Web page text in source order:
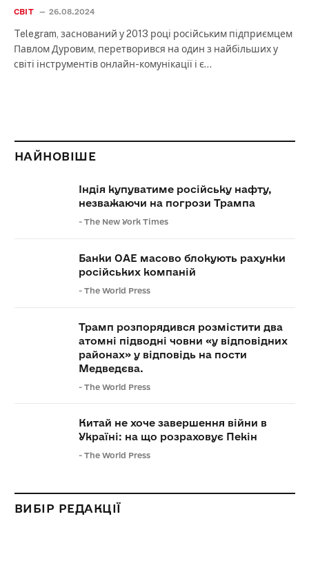
СВІТ 26.08.2024
Telegram, заснований у 2013 році російським підприємцем
Павлом Дуровим, перетворився на один з найбільших у
світі інструментів онлайн-комунікації і є…
НАЙНОВІШЕ
Індія купуватиме російську нафту,
незважаючи на погрози Трампа
- The New York Times
Банки ОАЕ масово блокують рахунки
російських компаній
- The World Press
Трамп розпорядився розмістити два
атомні підводні човни «у відповідних
районах» у відповідь на пости
Медведєва.
- The World Press
Китай не хоче завершення війни в
Україні: на що розраховує Пекін
- The World Press
ВИБІР РЕДАКЦІЇ